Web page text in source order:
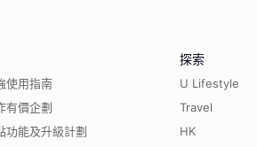
使用指南
有價企劃
功能及升級計劃
探索
U Lifestyle
Travel
HK